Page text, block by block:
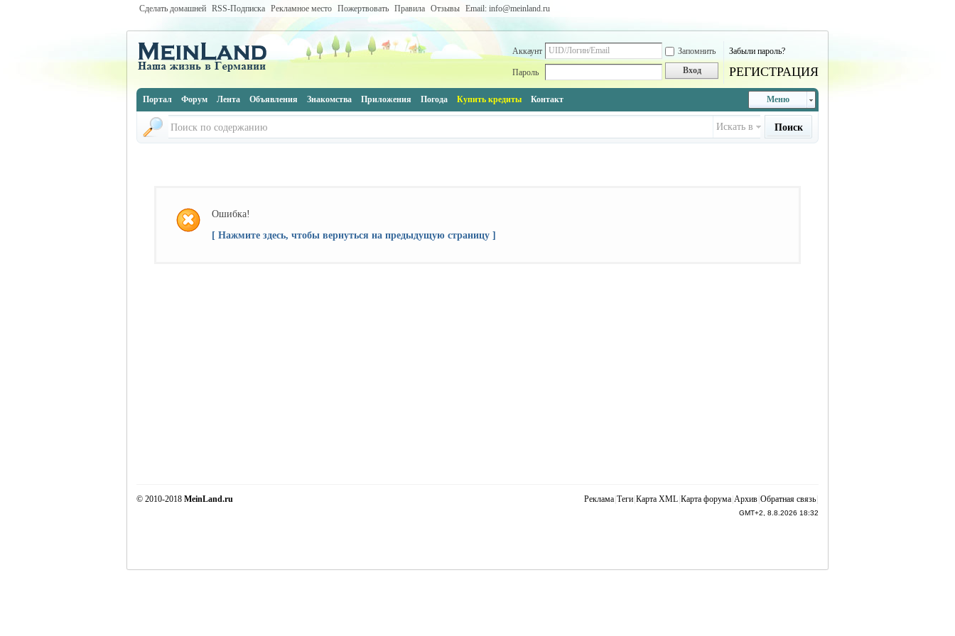
Сделать домашней RSS-Подписка Рекламное место Пожертвовать Правила Отзывы Email: info@meinland.ru
Аккаунт Запомнить Забыли пароль?
Пароль Вход РЕГИСТРАЦИЯ
Меню
Портал Форум Лента Объявления Знакомства Приложения Погода Купить кредиты Контакт
Искать в Поиск
Ошибка!
[ Нажмите здесь, чтобы вернуться на предыдущую страницу ]
Реклама Теги Карта XML Карта форума Архив Обратная связь
GMT+2, 8.8.2026 18:32
© 2010-2018 MeinLand.ru